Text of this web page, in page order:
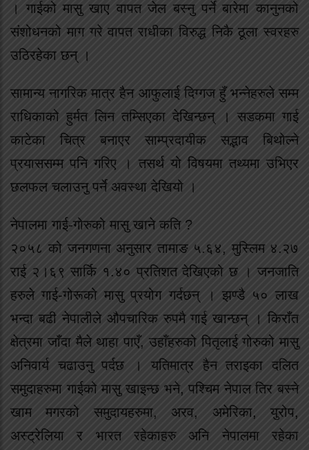
। गाईको मासु खाए वापत जेल बस्नु पर्ने बारेमा कानुनको
संशोधनको माग गरे वापत राधीका विरुद्ध निकै ठूला स्वरहरु
उठिरहेका छन् ।
सामान्य नागरिक मात्र हैन आफुलाई दिग्गज हुँ भन्नेहरुले सम्म
राधिकाको हुर्मत लिन तम्सिएका देखिन्छन् । सडकमा गाई
काटेका चित्र बनाएर साम्प्रदायीक सद्भाव बिथोल्ने
प्रयाससम्म पनि गरिए । तसर्थ यो विषयमा तथ्यमा उभिएर
छलफल चलाउनु पर्ने अवस्था देखियो ।
नेपालमा गाई-गोरुको मासु खाने कति ?
२०५८ को जनगणना अनुसार तामाङ ५.६४, मुस्लिम ४.२७
राई २।६९ सार्कि १.४० प्रतिशत देखिएको छ । जनजाति
हरुले गाई-गोरूको मासु प्रयोग गर्दछन् । झण्डै ५० लाख
भन्दा बढी नेपालीले औपचारिक रुपमै गाई खान्छन् । किराँत
क्षेत्रमा जाँदा मैले थाहा पाएँ, उहाँहरुको पितृलाई गोरुको मासु
अनिवार्य चढाउनु पर्दछ । यतिमात्र हैन तराइका दलित
समुदाहरुमा गाईको मासु खाइन्छ भने, पश्चिम नेपाल तिर बस्ने
खाम मगरको समुदायहरुमा, अरव, अमेरिका, युरोप,
अस्ट्रेलिया र भारत रहेकाहरु अनि नेपालमा रहेका